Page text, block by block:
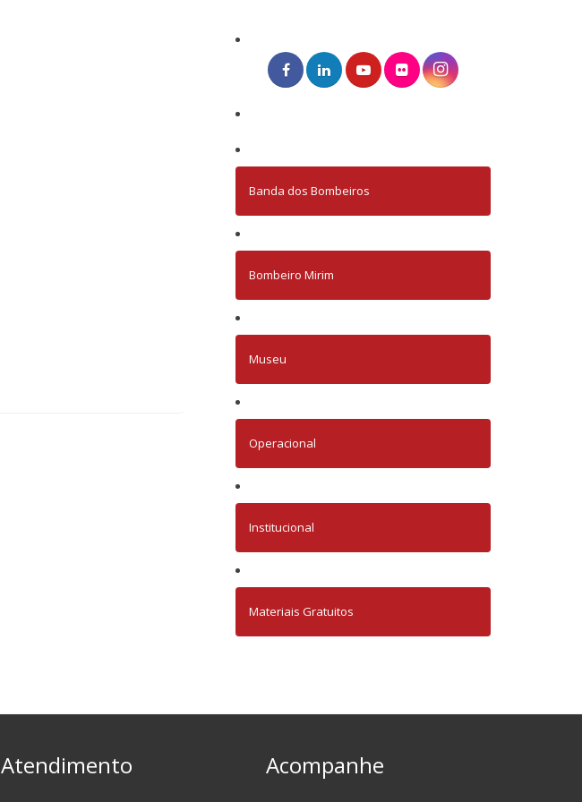
Banda dos Bombeiros
Bombeiro Mirim
Museu
Operacional
Institucional
Materiais Gratuitos
Atendimento Acompanhe